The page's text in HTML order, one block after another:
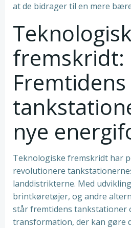
at de bidrager til en mere
fremskridt:
Fremtidens
nye
Teknologiske fremskridt har
revolutionere
landdistrikterne. Med
brintkøretøjer, og andre
står fremtidens tankstationer
transformation, der kan gøre